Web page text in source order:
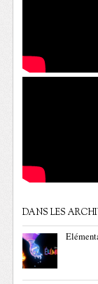
DANS LES